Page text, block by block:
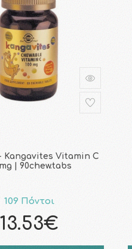
Kangavites Vitamin C
| 90chew.tabs
109 Πόντοι
13.53€